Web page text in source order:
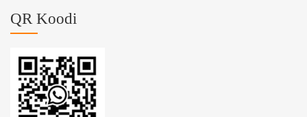
QR Koodi